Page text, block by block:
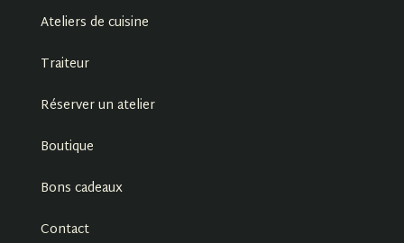
Ateliers de cuisine
Traiteur
Réserver un atelier
Boutique
Bons cadeaux
Contact